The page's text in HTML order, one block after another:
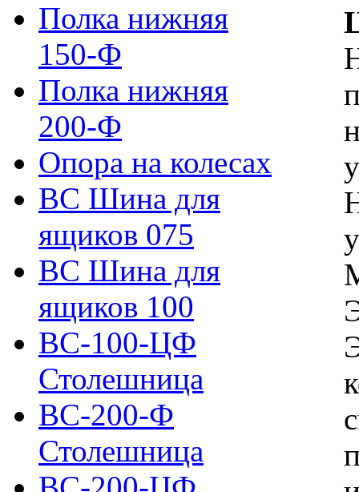
Полка нижняя
150-Ф
Полка нижняя
200-Ф
Опора на колесах
ВС Шина для
ящиков 075
ВС Шина для
ящиков 100
ВС-100-ЦФ
Столешница
ВС-200-Ф
Столешница